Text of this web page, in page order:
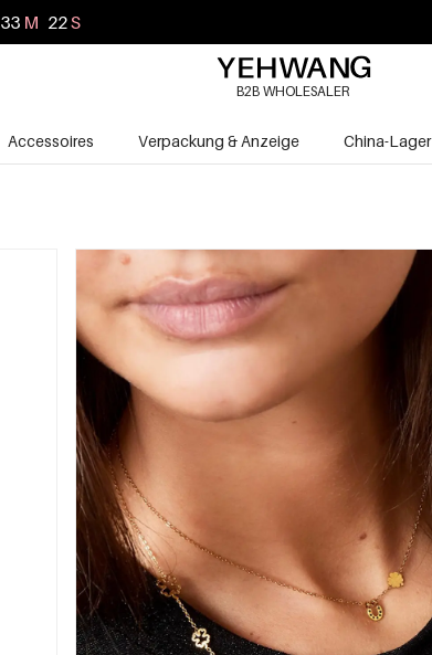
33 M 20S
B2B WHOLESALER
Accessoires Verpackung & Anzeige China-Lager